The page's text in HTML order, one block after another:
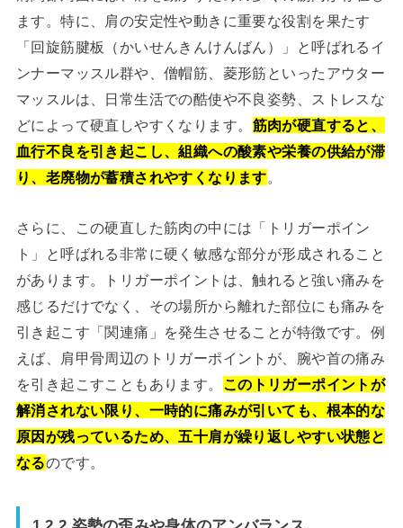
ます。特に、肩の安定性や動きに重要な役割を果たす
「回旋筋腱板（かいせんきんけんばん）」と呼ばれるイ
ンナーマッスル群や、僧帽筋、菱形筋といったアウター
マッスルは、日常生活での酷使や不良姿勢、ストレスな
どによって硬直しやすくなります。 筋肉が硬直すると、
血行不良を引き起こし、組織への酸素や栄養の供給が滞
り、老廃物が蓄積されやすくなります。
さらに、この硬直した筋肉の中には「トリガーポイン
ト」と呼ばれる非常に硬く敏感な部分が形成されること
があります。トリガーポイントは、触れると強い痛みを
感じるだけでなく、その場所から離れた部位にも痛みを
引き起こす「関連痛」を発生させることが特徴です。例
えば、肩甲骨周辺のトリガーポイントが、腕や首の痛み
を引き起こすこともあります。 このトリガーポイントが
解消されない限り、一時的に痛みが引いても、根本的な
原因が残っているため、五十肩が繰り返しやすい状態と
なるのです。